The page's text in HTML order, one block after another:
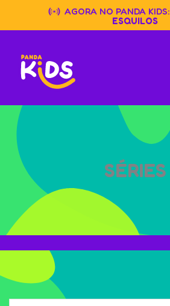
content
AGORA NO PANDA KIDS:
ESQUILOS
SÉRIES